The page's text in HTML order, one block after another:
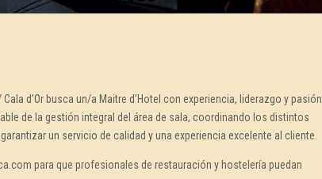
d’Or busca un/a Maitre d’Hotel con experiencia, liderazgo y pasión
de la gestión integral del área de sala, coordinando los distintos
un servicio de calidad y una experiencia excelente al cliente.
para que profesionales de restauración y hostelería puedan